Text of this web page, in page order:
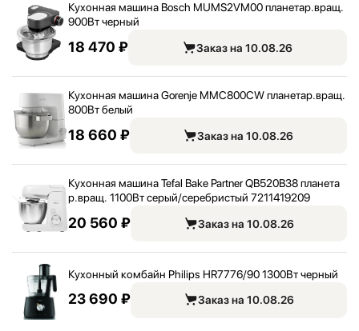
Кухонная машина Bosch MUMS2VM00 планетар.вращ.
900Вт черный
18 470 ₽ Заказ на 10.08.26
Кухонная машина Gorenje MMC800CW планетар.вращ.
800Вт белый
18 660 ₽ Заказ на 10.08.26
Кухонная машина Tefal Bake Partner QB520B38 планета
р.вращ. 1100Вт серый/серебристый 7211419209
20 560 ₽ Заказ на 10.08.26
Кухонный комбайн Philips HR7776/90 1300Вт черный
23 690 ₽ Заказ на 10.08.26